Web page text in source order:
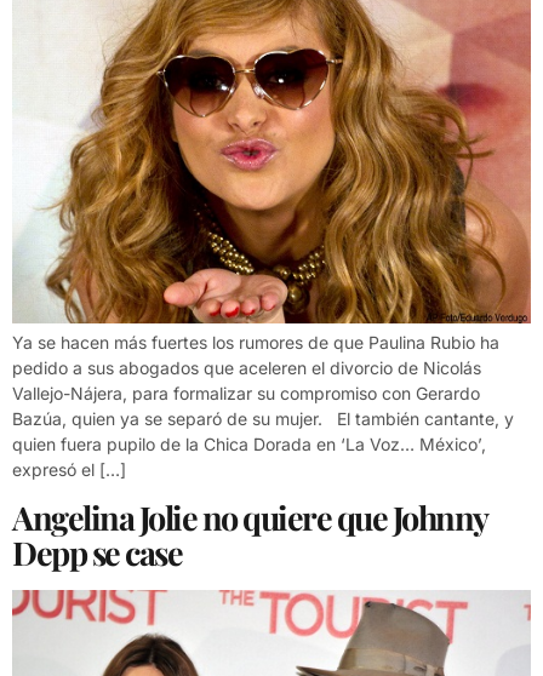
Ya se hacen más fuertes los rumores de que Paulina Rubio ha
pedido a sus abogados que aceleren el divorcio de Nicolás
Vallejo-Nájera, para formalizar su compromiso con Gerardo
Bazúa, quien ya se separó de su mujer. El también cantante, y
quien fuera pupilo de la Chica Dorada en ‘La Voz… México’,
expresó el […]
Angelina Jolie no quiere que Johnny
Depp se case